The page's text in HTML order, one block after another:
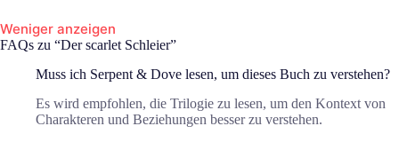
Weniger anzeigen
FAQs zu “Der scarlet Schleier”
Muss ich Serpent & Dove lesen, um dieses Buch zu verstehen?
Es wird empfohlen, die Trilogie zu lesen, um den Kontext von
Charakteren und Beziehungen besser zu verstehen.